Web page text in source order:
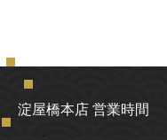
淀屋橋本店 営業時間